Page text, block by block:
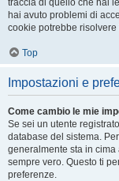
traccia di quello che hai
hai avuto problemi di
cookie potrebbe
Top
Impostazioni e
Come cambio le mie
Se sei un utente
database del sistema.
generalmente sta in
sempre vero. Questo ti
preferenze.